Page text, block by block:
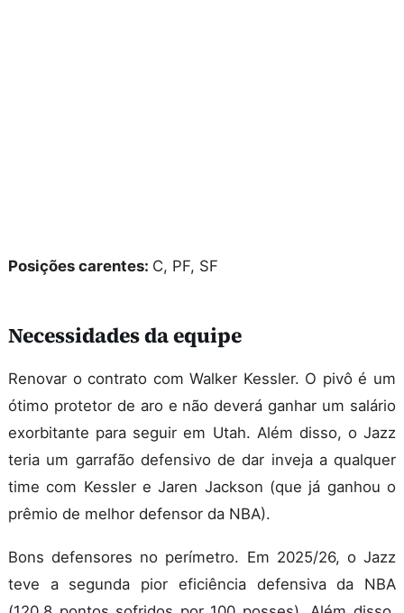
Posições carentes: C, PF, SF
Necessidades da equipe
Renovar o contrato com Walker Kessler. O pivô é um
ótimo protetor de aro e não deverá ganhar um salário
exorbitante para seguir em Utah. Além disso, o Jazz
teria um garrafão defensivo de dar inveja a qualquer
time com Kessler e Jaren Jackson (que já ganhou o
prêmio de melhor defensor da NBA).
Bons defensores no perímetro. Em 2025/26, o Jazz
teve a segunda pior eficiência defensiva da NBA